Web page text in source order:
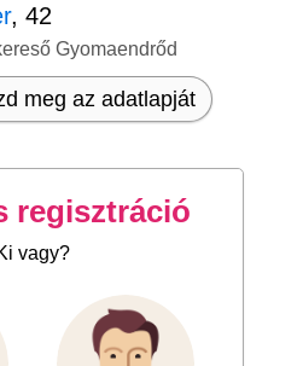
, 42
Gyomaendrőd
meg az adatlapját
regisztráció
vagy?